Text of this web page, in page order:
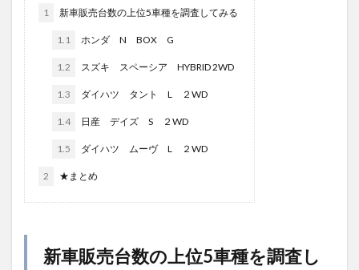
1 新車販売台数の上位5車種を調査してみる
1.1 ホンダ N BOX G
1.2 スズキ スペーシア HYBRID 2WD
1.3 ダイハツ タント L ２WD
1.4 日産 デイズ S ２WD
1.5 ダイハツ ムーヴ L ２WD
2 ★まとめ
新車販売台数の上位5車種を調査し